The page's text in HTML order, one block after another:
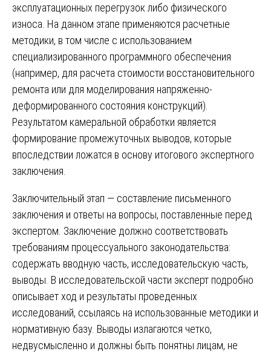
эксплуатационных перегрузок либо физического
износа. На данном этапе применяются расчетные
методики, в том числе с использованием
специализированного программного обеспечения
(например, для расчета стоимости восстановительного
ремонта или для моделирования напряженно-
деформированного состояния конструкций).
Результатом камеральной обработки является
формирование промежуточных выводов, которые
впоследствии ложатся в основу итогового экспертного
заключения.
Заключительный этап — составление письменного
заключения и ответы на вопросы, поставленные перед
экспертом. Заключение должно соответствовать
требованиям процессуального законодательства:
содержать вводную часть, исследовательскую часть,
выводы. В исследовательской части эксперт подробно
описывает ход и результаты проведенных
исследований, ссылаясь на использованные методики и
нормативную базу. Выводы излагаются четко,
недвусмысленно и должны быть понятны лицам, не